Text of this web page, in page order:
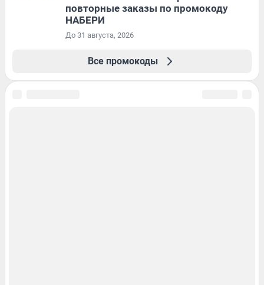
повторные заказы по промокоду
НАБЕРИ
До 31 августа, 2026
Все промокоды